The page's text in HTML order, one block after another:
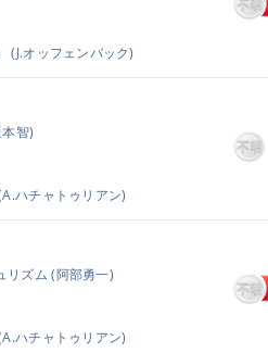
(J.オッフェンバック)
智)
ハチャトゥリアン)
リズム (阿部勇一)
ハチャトゥリアン)